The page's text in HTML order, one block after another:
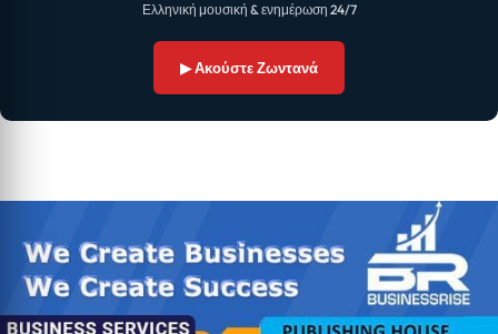
Ελληνική μουσική & ενημέρωση 24/7
▶ Ακούστε Ζωντανά